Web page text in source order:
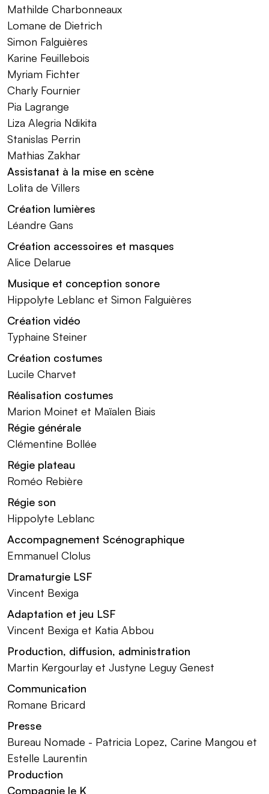
Mathilde Charbonneaux
Lomane de Dietrich
Simon Falguières
Karine Feuillebois
Myriam Fichter
Charly Fournier
Pia Lagrange
Liza Alegria Ndikita
Stanislas Perrin
Mathias Zakhar
Assistanat à la mise en scène
Lolita de Villers
Création lumières
Léandre Gans
Création accessoires et masques
Alice Delarue
Musique et conception sonore
Hippolyte Leblanc et Simon Falguières
Création vidéo
Typhaine Steiner
Création costumes
Lucile Charvet
Réalisation costumes
Marion Moinet et Maïalen Biais
Régie générale
Clémentine Bollée
Régie plateau
Roméo Rebière
Régie son
Hippolyte Leblanc
Accompagnement Scénographique
Emmanuel Clolus
Dramaturgie LSF
Vincent Bexiga
Adaptation et jeu LSF
Vincent Bexiga et Katia Abbou
Production, diffusion, administration
Martin Kergourlay et Justyne Leguy Genest
Communication
Romane Bricard
Presse
Bureau Nomade - Patricia Lopez, Carine Mangou et
Estelle Laurentin
Production
Compagnie le K